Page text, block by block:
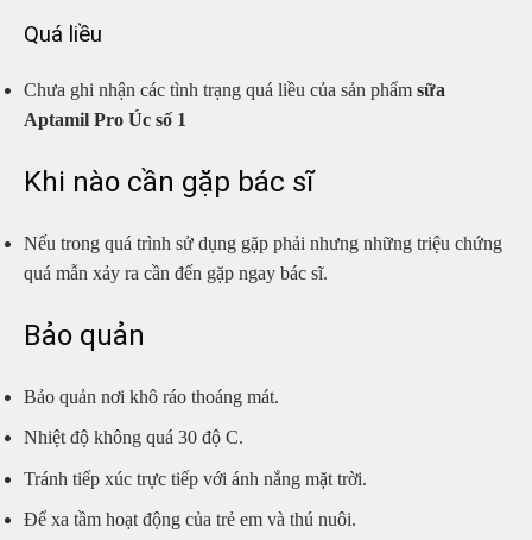
Quá liều
Chưa ghi nhận các tình trạng quá liều của sản phẩm sữa
Aptamil Pro Úc số 1
Khi nào cần gặp bác sĩ
Nếu trong quá trình sử dụng gặp phải nhưng những triệu chứng
quá mẫn xảy ra cần đến gặp ngay bác sĩ.
Bảo quản
Bảo quản nơi khô ráo thoáng mát.
Nhiệt độ không quá 30 độ C.
Tránh tiếp xúc trực tiếp với ánh nắng mặt trời.
Để xa tầm hoạt động của trẻ em và thú nuôi.